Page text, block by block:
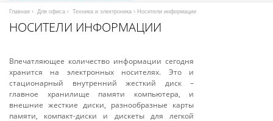
Главная › Для офиса › Техника и электроника › Носители информации
НОСИТЕЛИ ИНФОРМАЦИИ
Впечатляющее количество информации сегодня
хранится на электронных носителях. Это и
стационарный внутренний жесткий диск –
главное хранилище памяти компьютера, и
внешние жесткие диски, разнообразные карты
памяти, компакт-диски и дискеты для легкой